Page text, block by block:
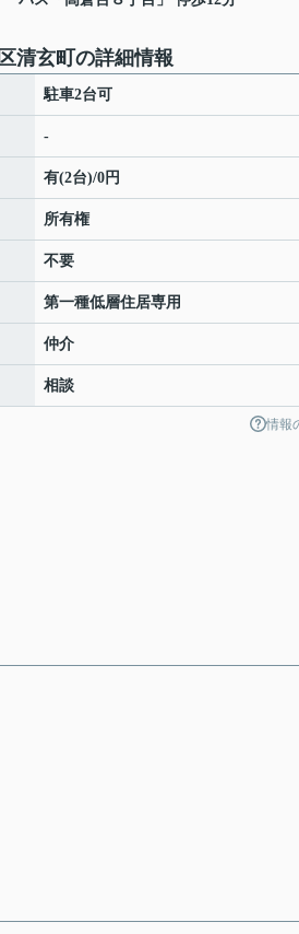
清玄町の詳細情報
駐車2台可
-
有(2台)/0円
所有権
不要
第一種低層住居専用
仲介
相談
情報